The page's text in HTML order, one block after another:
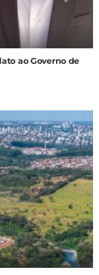
ao Governo de